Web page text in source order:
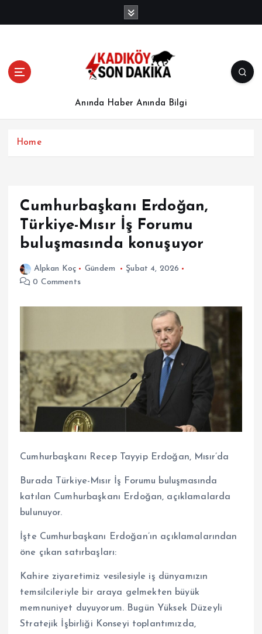
Anında Haber Anında Bilgi
Home
Cumhurbaşkanı Erdoğan,
Türkiye-Mısır İş Forumu
buluşmasında konuşuyor
Alpkan Koç Gündem
Şubat 4, 2026
0 Comments
Cumhurbaşkanı Recep Tayyip Erdoğan, Mısır’da
Burada Türkiye-Mısır İş Forumu buluşmasında
katılan Cumhurbaşkanı Erdoğan, açıklamalarda
bulunuyor.
İşte Cumhurbaşkanı Erdoğan’ın açıklamalarından
öne çıkan satırbaşları:
Kahire ziyaretimiz vesilesiyle iş dünyamızın
temsilcileriyle bir araya gelmekten büyük
memnuniyet duyuyorum. Bugün Yüksek Düzeyli
Stratejik İşbirliği Konseyi toplantımızda,